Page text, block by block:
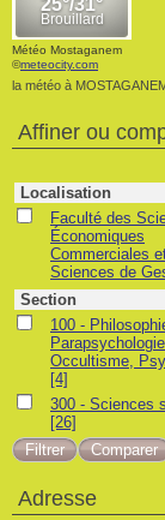
Météo Mostaganem
©meteocity.com
la météo à
Affiner ou
Localisation
Faculté des
Économiques
Commerciales
Sciences de
Section
100 -
Occultisme,
[4]
300 - Sciences
[26]
Adresse